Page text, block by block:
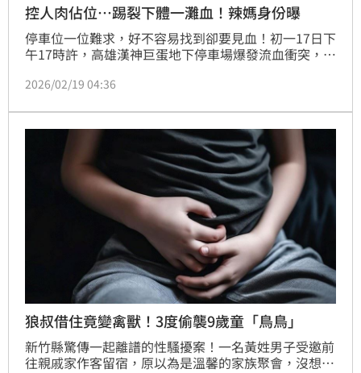
控人肉佔位…踢裂下體一灘血！辣媽身份曝
停車位一位難求，好不容易找到卻要見血！初一17日下
午17時許，高雄漢神巨蛋地下停車場爆發流血衝突，
搖大擺走來「人肉佔車位」，還嗆聲：「很多時間跟你
分鐘，下體挨了好幾腳，被踢裂一灘血，1歲大兒子在
車上全程目睹。呂女今（19）日出面還原過程，聲音還
有些顫抖，直言自己差點死在漢神巨蛋。據悉，呂女是
一名坐擁10萬粉絲的直播主，身材姣好，平時會在仁武
一處市場賣生魚片，被暱稱為「菜市場之花」。
2026/02/19 04:36
狼叔借住竟變禽獸！3度偷襲9歲童「鳥鳥」
新竹縣驚傳一起離譜的性騷擾案！一名黃姓男子受邀前
往親戚家作客留宿，原以為是溫馨的家族聚會，沒想到